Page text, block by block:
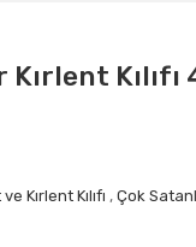
Kılıfı
Kırlent Kılıfı , Çok